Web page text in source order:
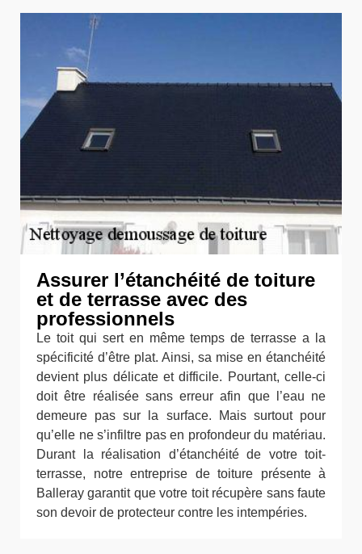
Assurer l’étanchéité de toiture
et de terrasse avec des
professionnels
Le toit qui sert en même temps de terrasse a la
spécificité d’être plat. Ainsi, sa mise en étanchéité
devient plus délicate et difficile. Pourtant, celle-ci
doit être réalisée sans erreur afin que l’eau ne
demeure pas sur la surface. Mais surtout pour
qu’elle ne s’infiltre pas en profondeur du matériau.
Durant la réalisation d’étanchéité de votre toit-
terrasse, notre entreprise de toiture présente à
Balleray garantit que votre toit récupère sans faute
son devoir de protecteur contre les intempéries.